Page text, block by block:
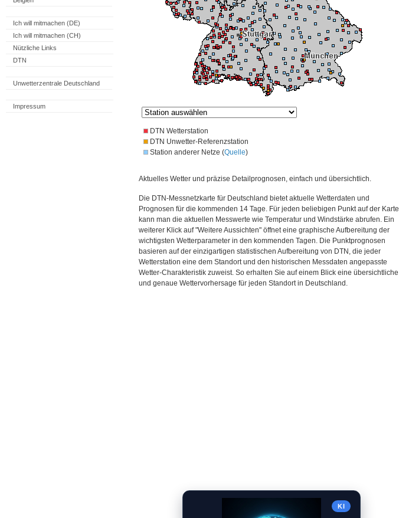
Ich will mitmachen (DE)
Ich will mitmachen (CH)
Nützliche Links
DTN
Unwetterzentrale Deutschland
Impressum
DTN Wetterstation
DTN Unwetter-Referenzstation
Station anderer Netze (Quelle)
Aktuelles Wetter und präzise Detailprognosen, einfach und übersichtlich.
Die DTN-Messnetzkarte für Deutschland bietet aktuelle Wetterdaten und
Prognosen für die kommenden 14 Tage. Für jeden beliebigen Punkt auf der Karte
kann man die aktuellen Messwerte wie Temperatur und Windstärke abrufen. Ein
weiterer Klick auf "Weitere Aussichten" öffnet eine graphische Aufbereitung der
wichtigsten Wetterparameter in den kommenden Tagen. Die Punktprognosen
basieren auf der einzigartigen statistischen Aufbereitung von DTN, die jeder
Wetterstation eine dem Standort und den historischen Messdaten angepasste
Wetter-Charakteristik zuweist. So erhalten Sie auf einem Blick eine übersichtliche
und genaue Wettervorhersage für jeden Standort in Deutschland.
KI